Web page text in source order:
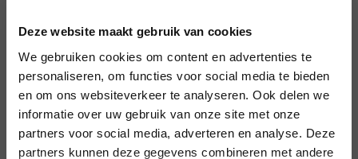
Deze website maakt gebruik van cookies
We gebruiken cookies om content en advertenties te
personaliseren, om functies voor social media te bieden
en om ons websiteverkeer te analyseren. Ook delen we
informatie over uw gebruik van onze site met onze
partners voor social media, adverteren en analyse. Deze
partners kunnen deze gegevens combineren met andere
INLOGGEN
Wachtwoord
MERK
PENN&INK N.Y
Second female